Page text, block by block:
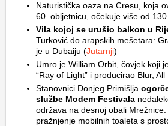
Naturistička oaza na Cresu, koja
60. obljetnicu, očekuje više od
Vila kojoj se urušio balkon u
Turković do arapskih mešetara:
je u Dubaiju (Jutarnji)
Umro je William Orbit, čovjek koji
“Ray of Light” i producirao Blur,
Stanovnici Donjeg Primišlja
službe Modem Festivala
održava na desnoj obali
pražnjenje mobilnih toaleta s